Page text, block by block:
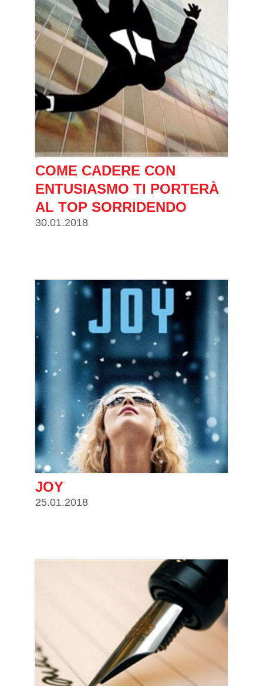
COME CADERE CON
ENTUSIASMO TI PORTERÀ
AL TOP SORRIDENDO
30.01.2018
JOY
25.01.2018